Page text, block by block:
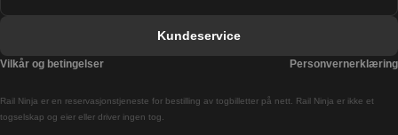
Budapest Prague Tog
Rail Ninja er en reservasjons­tjeneste for bestilling av togbilletter på nett. Rail Ninja er ikke et
togselskap og eier eller driver ingen tog.
Kundeservice
Vilkår og betingelser Personvernerklæring